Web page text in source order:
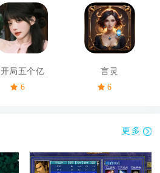
开局五个亿
6
言灵
6
更多